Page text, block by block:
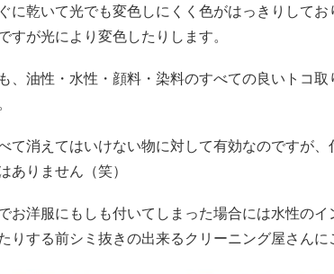
に乾いて光でも変色しにくく色がはっきりして
すが光により変色したりします。
、油性・水性・顔料・染料のすべての良いトコ
て消えてはいけない物に対して有効なのですが
ありません（笑）
お洋服にもしも付いてしまった場合には水性の
りする前シミ抜きの出来るクリーニング屋さんに